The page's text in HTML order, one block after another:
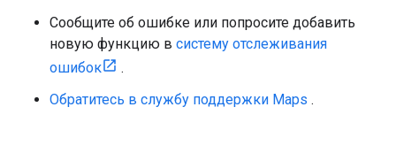
Сообщите об ошибке или попросите добавить
новую функцию в систему отслеживания
ошибок
.
Обратитесь в службу поддержки Maps .